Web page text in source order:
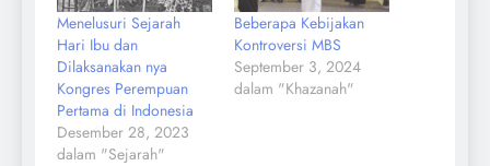
Menelusuri Sejarah
Hari Ibu dan
Dilaksanakan nya
Kongres Perempuan
Pertama di Indonesia
Desember 28, 2023
dalam "Sejarah"
Beberapa Kebijakan
Kontroversi MBS
September 3, 2024
dalam "Khazanah"